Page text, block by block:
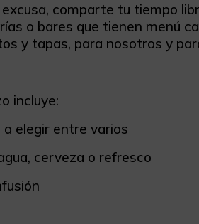
excusa, comparte tu tiempo
o bares que tienen menú
y tapas, para nosotros y
incluye:
elegir entre varios
cerveza o refresco